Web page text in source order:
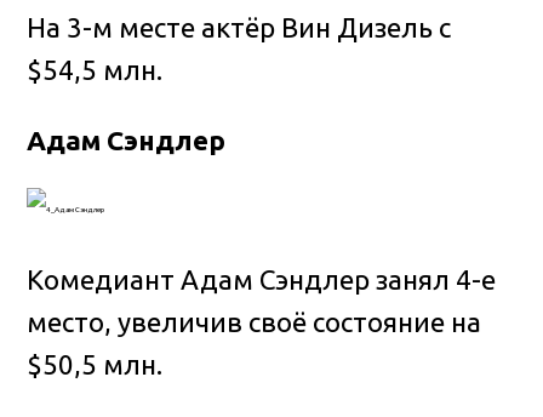
На 3-м месте актёр Вин Дизель с
$54,5 млн.
Адам Сэндлер
Комедиант Адам Сэндлер занял 4-е
место, увеличив своё состояние на
$50,5 млн.